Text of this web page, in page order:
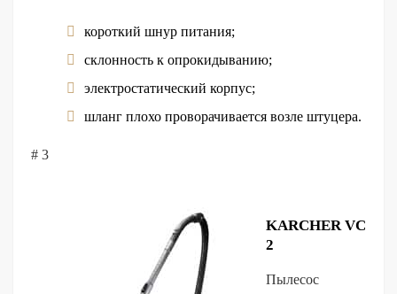
короткий шнур питания;
склонность к опрокидыванию;
электростатический корпус;
шланг плохо проворачивается возле штуцера.
# 3
KARCHER VC
2
Пылесос